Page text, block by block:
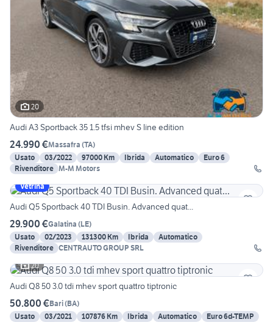
20
Audi A3 Sportback 35 1.5 tfsi mhev S line edition
24.990 €Massafra (TA)
Usato
03/2022 97000 Km Ibrida Automatico
Euro 6
Rivenditore M-M Motors
Vetrina
Audi Q5 Sportback 40 TDI Busin. Advanced quat...
29.900 €Galatina (LE)
Usato
02/2023 131300 Km Ibrida
Automatico
Rivenditore CENTRAUTO GROUP SRL
20
Audi Q8 50 3.0 tdi mhev sport quattro tiptronic
50.800 €Bari(BA)
Usato
03/2021 107876 Km Ibrida Automatico
Euro 6d-TEMP